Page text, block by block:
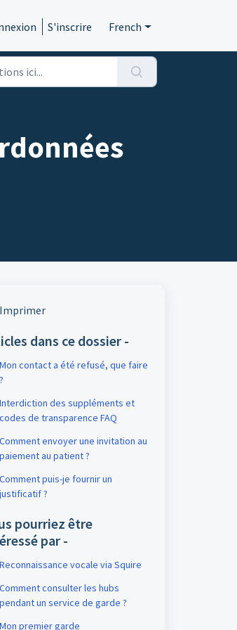
S'inscrire French
Imprimer
dans ce dossier -
Mon contact a été refusé, que faire
?
Interdiction des suppléments et
codes de transparence FAQ
Comment envoyer une invitation au
paiement au patient ?
Comment puis-je fournir un
justificatif ?
pourriez être
par -
Reconnaissance vocale via Squire
Comment consulter les hubs
pendant un service de garde ?
Mon premier garde